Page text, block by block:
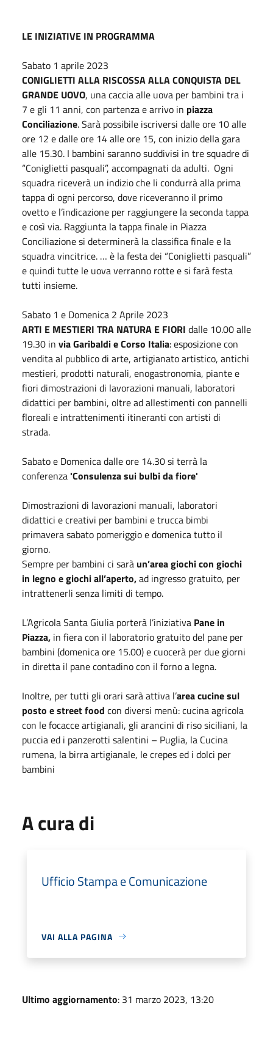
LE INIZIATIVE IN PROGRAMMA
Sabato 1 aprile 2023
CONIGLIETTI ALLA RISCOSSA ALLA CONQUISTA DEL
GRANDE UOVO, una caccia alle uova per bambini tra i
7 e gli 11 anni, con partenza e arrivo in piazza
Conciliazione. Sarà possibile iscriversi dalle ore 10 alle
ore 12 e dalle ore 14 alle ore 15, con inizio della gara
alle 15.30. I bambini saranno suddivisi in tre squadre di
“Coniglietti pasquali”, accompagnati da adulti. Ogni
squadra riceverà un indizio che li condurrà alla prima
tappa di ogni percorso, dove riceveranno il primo
ovetto e l’indicazione per raggiungere la seconda tappa
e così via. Raggiunta la tappa finale in Piazza
Conciliazione si determinerà la classifica finale e la
squadra vincitrice. … è la festa dei “Coniglietti pasquali”
e quindi tutte le uova verranno rotte e si farà festa
tutti insieme.
Sabato 1 e Domenica 2 Aprile 2023
ARTI E MESTIERI TRA NATURA E FIORI dalle 10.00 alle
19.30 in via Garibaldi e Corso Italia: esposizione con
vendita al pubblico di arte, artigianato artistico, antichi
mestieri, prodotti naturali, enogastronomia, piante e
fiori dimostrazioni di lavorazioni manuali, laboratori
didattici per bambini, oltre ad allestimenti con pannelli
floreali e intrattenimenti itineranti con artisti di
strada.
Sabato e Domenica dalle ore 14.30 si terrà la
conferenza 'Consulenza sui bulbi da fiore'
Dimostrazioni di lavorazioni manuali, laboratori
didattici e creativi per bambini e trucca bimbi
primavera sabato pomeriggio e domenica tutto il
giorno.
Sempre per bambini ci sarà un’area giochi con giochi
in legno e giochi all’aperto,ad ingresso gratuito, per
intrattenerli senza limiti di tempo.
L’Agricola Santa Giulia porterà l’iniziativa Pane in
Piazza, in fiera con il laboratorio gratuito del pane per
bambini (domenica ore 15.00) e cuocerà per due giorni
in diretta il pane contadino con il forno a legna.
Inoltre, per tutti gli orari sarà attiva l’area cucine sul
posto e street food con diversi menù: cucina agricola
con le focacce artigianali, gli arancini di riso siciliani, la
puccia ed i panzerotti salentini – Puglia, la Cucina
rumena, la birra artigianale, le crepes ed i dolci per
bambini
A cura di
Ufficio Stampa e Comunicazione
VAI ALLA PAGINA
Ultimo aggiornamento: 31 marzo 2023, 13:20